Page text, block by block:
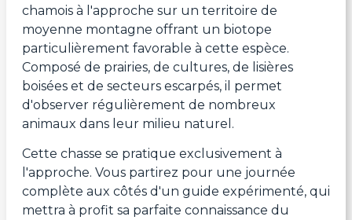
chamois à l'approche sur un territoire de
moyenne montagne offrant un biotope
particulièrement favorable à cette espèce.
Composé de prairies, de cultures, de lisières
boisées et de secteurs escarpés, il permet
d'observer régulièrement de nombreux
animaux dans leur milieu naturel.
Cette chasse se pratique exclusivement à
l'approche. Vous partirez pour une journée
complète aux côtés d'un guide expérimenté, qui
mettra à profit sa parfaite connaissance du